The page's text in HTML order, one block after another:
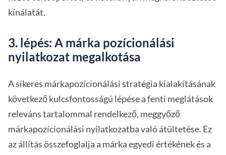
kínálatát.
3. lépés: A márka pozícionálási
nyilatkozat megalkotása
A sikeres márkapozícionálási stratégia kialakításának
következő kulcsfontosságú lépése a fenti meglátások
releváns tartalommal rendelkező, meggyőző
márkapozícionálási nyilatkozatba való átültetése. Ez
az állítás összefoglalja a márka egyedi értékének és a